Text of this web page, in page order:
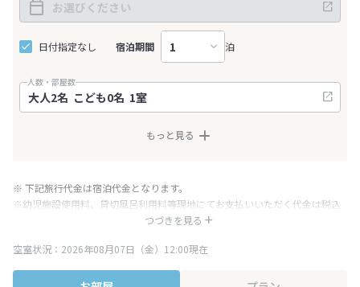
日付指定なし 宿泊期間 泊
人数・部屋数
もっと見る
つづきを見る
※ 下記旅行代金は宿泊代金となります。
※幼児施設使用料、貸切風呂利用料等現地にてお支払いいただく代金は税込
み表記となりますが、消費税増税に伴い代金が一部変更となる場合がござい
※表示されている旅行代金・プラン内容は一定時間ごとに更新されます。最
終確認画面でご確認ください。
空室状況：2026年08月07日（金）12:00現在